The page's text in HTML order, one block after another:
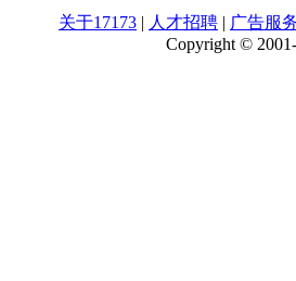
关于17173 | 人才招聘 | 广告服
Copyright ©